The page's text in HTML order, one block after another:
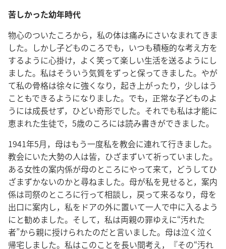
苦しかった幼年時代
物心のついたころから，私の体は痛みにさいなまれてきま
した。しかし子どものころでも，いつも積極的な考え方を
するように心掛け，よく笑って楽しい生活を送るようにし
ました。私はそういう気質をずっと保ってきました。やが
て私の骨格は徐々に強くなり，起き上がったり，少しはう
こともできるようになりました。でも，正常な子どものよ
うには成長せず，ひどい奇形でした。それでも私は才能に
恵まれた生徒で，5歳のころには読み書きができました。
1941年5月，母はもう一度私を教会に連れて行きました。
教会にいた大勢の人は皆，ひざまずいて祈っていました。
ある女性の案内係が母のところにやって来て，どうしてひ
ざまずかないのかと尋ねました。母が私を見せると，案内
係は司祭のところに行って相談し，戻って来るなり，母を
出口に案内し，私をドアの外に置いて一人で中に入るよう
にと勧めました。そして，私は両親の罪ゆえに“汚れた
者”から親に授けられたのだと言いました。母は泣く泣く
帰宅しました。私はこのことを長い間考え，『その“汚れ